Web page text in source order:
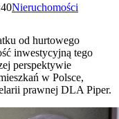
Nieruchomości
od hurtowego
inwestycyjną tego
perspektywie
w Polsce,
prawnej DLA Piper.